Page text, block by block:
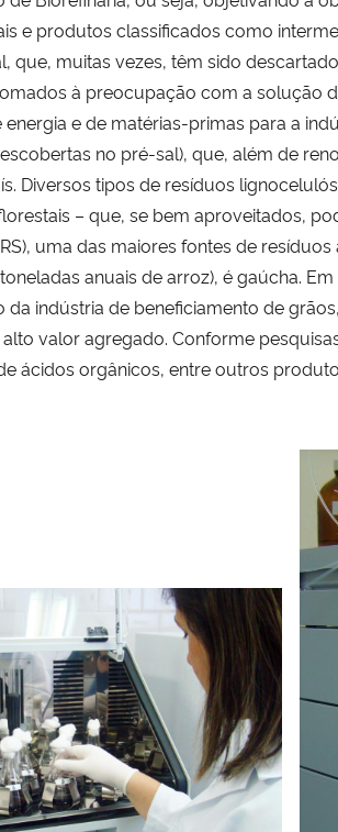
e produtos classificados como
muitas vezes, têm sido
à preocupação com a solução
e de matérias-primas para a
no pré-sal), que, além de
Diversos tipos de resíduos
– que, se bem aproveitados,
uma das maiores fontes de
anuais de arroz), é gaúcha.
da indústria de beneficiamento de
valor agregado. Conforme
ácidos orgânicos, entre outros